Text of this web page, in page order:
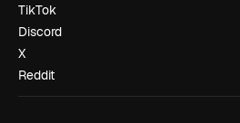
TikTok
Discord
X
Reddit